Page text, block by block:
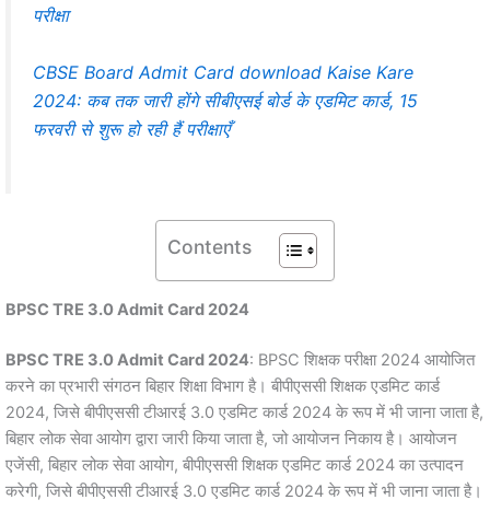
परीक्षा
CBSE Board Admit Card download Kaise Kare
2024: कब तक जारी होंगे सीबीएसई बोर्ड के एडमिट कार्ड, 15
फरवरी से शुरू हो रही हैं परीक्षाएँ
Contents
BPSC TRE 3.0 Admit Card 2024
BPSC TRE 3.0 Admit Card 2024: BPSC शिक्षक परीक्षा 2024 आयोजित
करने का प्रभारी संगठन बिहार शिक्षा विभाग है। बीपीएससी शिक्षक एडमिट कार्ड
2024, जिसे बीपीएससी टीआरई 3.0 एडमिट कार्ड 2024 के रूप में भी जाना जाता है,
बिहार लोक सेवा आयोग द्वारा जारी किया जाता है, जो आयोजन निकाय है। आयोजन
एजेंसी, बिहार लोक सेवा आयोग, बीपीएससी शिक्षक एडमिट कार्ड 2024 का उत्पादन
करेगी, जिसे बीपीएससी टीआरई 3.0 एडमिट कार्ड 2024 के रूप में भी जाना जाता है।